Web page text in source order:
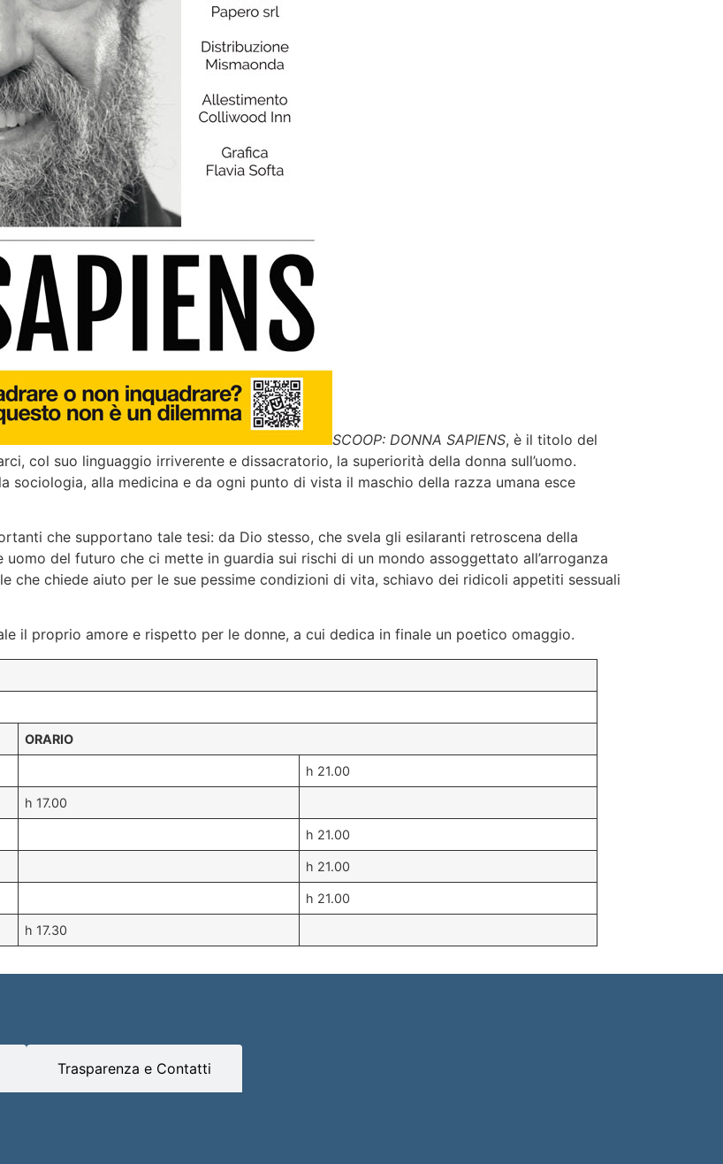
SCOOP: DONNA SAPIENS, è il titolo del
col suo linguaggio irriverente e dissacratorio, la superiorità della donna sull’uomo.
sociologia, alla medicina e da ogni punto di vista il maschio della razza umana esce
che supportano tale tesi: da Dio stesso, che svela gli esilaranti retroscena della
del futuro che ci mette in guardia sui rischi di un mondo assoggettato all’arroganza
che chiede aiuto per le sue pessime condizioni di vita, schiavo dei ridicoli appetiti sessuali
il proprio amore e rispetto per le donne, a cui dedica in finale un poetico omaggio.
ORARIO
h 21.00
h 17.00
h 21.00
h 21.00
h 21.00
h 17.30
Trasparenza e Contatti